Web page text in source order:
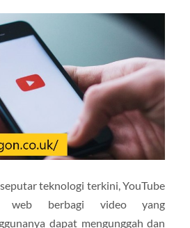
teknologi terkini, YouTube
web berbagi video yang
dapat mengunggah dan